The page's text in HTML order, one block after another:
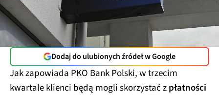
Dodaj do ulubionych źródeł w Google
Jak zapowiada PKO Bank Polski, w trzecim
kwartale klienci będą mogli skorzystać zpłatności